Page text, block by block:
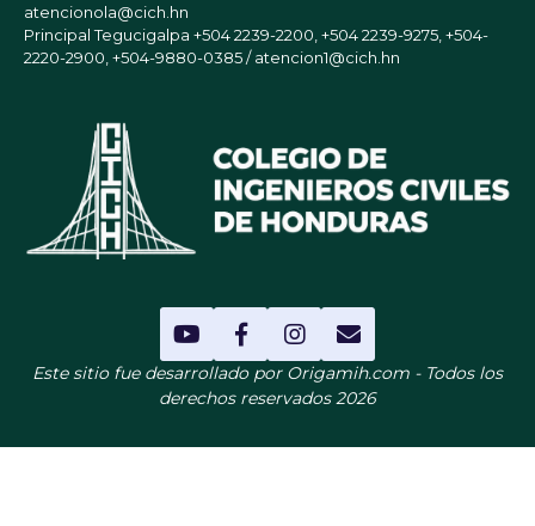
atencionola@cich.hn
Principal Tegucigalpa +504 2239-2200, +504 2239-9275, +504-
2220-2900, +504-9880-0385 / atencion1@cich.hn
Este sitio fue desarrollado por Origamih.com - Todos los
derechos reservados 2026